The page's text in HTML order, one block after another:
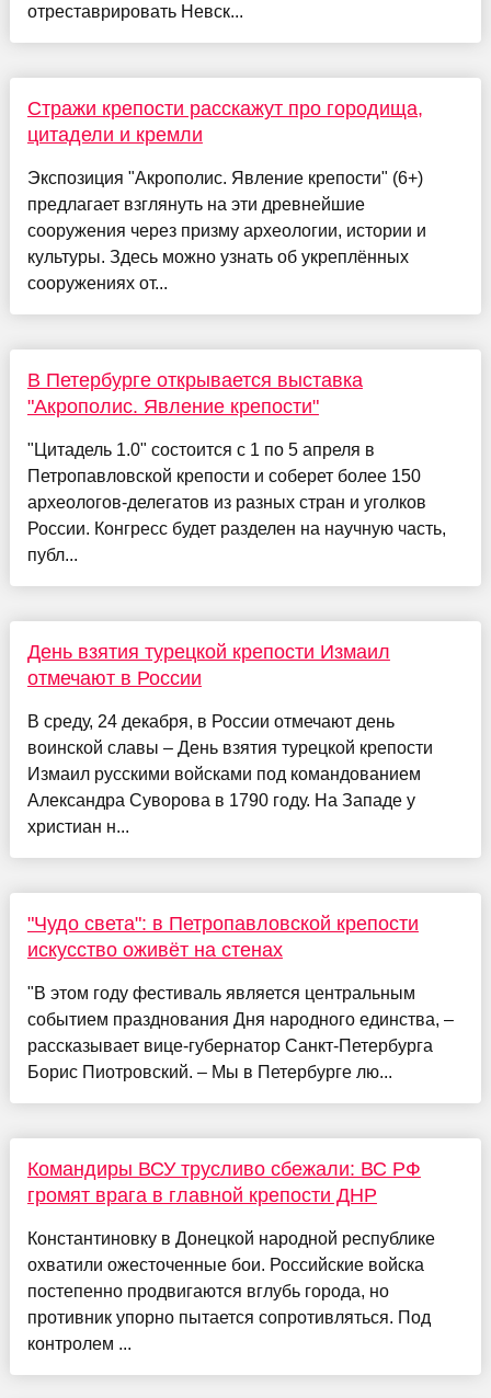
отреставрировать Невск...
Стражи крепости расскажут про городища,
цитадели и кремли
Экспозиция "Акрополис. Явление крепости" (6+)
предлагает взглянуть на эти древнейшие
сооружения через призму археологии, истории и
культуры. Здесь можно узнать об укреплённых
сооружениях от...
В Петербурге открывается выставка
"Акрополис. Явление крепости"
"Цитадель 1.0" состоится с 1 по 5 апреля в
Петропавловской крепости и соберет более 150
археологов-делегатов из разных стран и уголков
России. Конгресс будет разделен на научную часть,
публ...
День взятия турецкой крепости Измаил
отмечают в России
В среду, 24 декабря, в России отмечают день
воинской славы – День взятия турецкой крепости
Измаил русскими войсками под командованием
Александра Суворова в 1790 году. На Западе у
христиан н...
"Чудо света": в Петропавловской крепости
искусство оживёт на стенах
"В этом году фестиваль является центральным
событием празднования Дня народного единства, –
рассказывает вице-губернатор Санкт-Петербурга
Борис Пиотровский. – Мы в Петербурге лю...
Командиры ВСУ трусливо сбежали: ВС РФ
громят врага в главной крепости ДНР
Константиновку в Донецкой народной республике
охватили ожесточенные бои. Российские войска
постепенно продвигаются вглубь города, но
противник упорно пытается сопротивляться. Под
контролем ...